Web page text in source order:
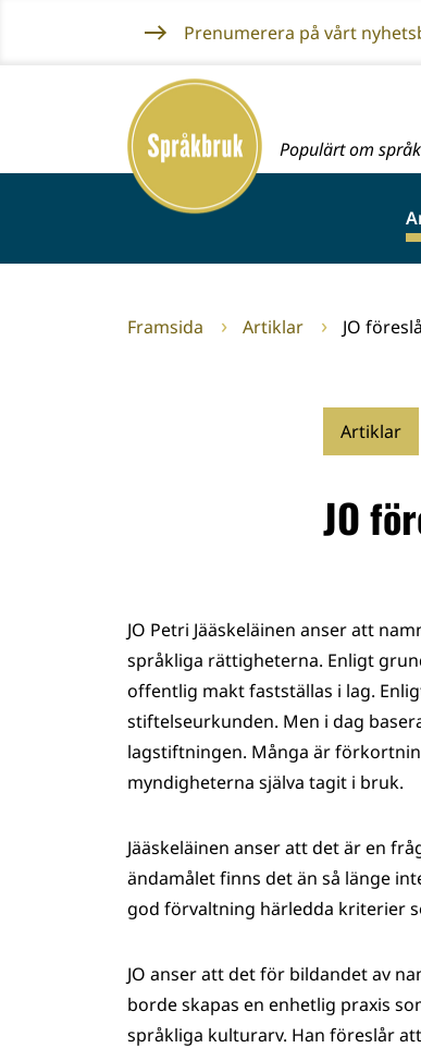
innehållet
Prenumerera på vårt
Framsida
Populärt om språk
Framsida Artiklar JO
Artiklar
JO
JO Petri Jääskeläinen anser att
språkliga rättigheterna. Enligt
offentlig makt fastställas i lag.
stiftelseurkunden. Men i dag
lagstiftningen. Många är
myndigheterna själva tagit i bruk.
Jääskeläinen anser att det är en
ändamålet finns det än så länge
god förvaltning härledda kriterier
JO anser att det för bildandet av
borde skapas en enhetlig praxis
språkliga kulturarv. Han föreslår